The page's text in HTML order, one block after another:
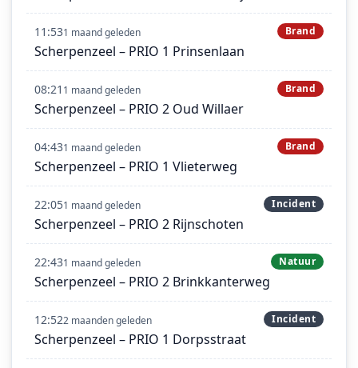
11:531 maand geleden Brand
Scherpenzeel – PRIO 1 Prinsenlaan
08:21 1 maand geleden Brand
Scherpenzeel – PRIO 2 Oud Willaer
04:431 maand geleden Brand
Scherpenzeel – PRIO 1 Vlieterweg
22:051 maand geleden Incident
Scherpenzeel – PRIO 2 Rijnschoten
22:431 maand geleden Natuur
Scherpenzeel – PRIO 2 Brinkkanterweg
12:522 maanden geleden Incident
Scherpenzeel – PRIO 1 Dorpsstraat